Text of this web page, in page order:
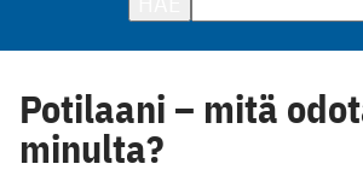
Potilaani – mitä
minulta?